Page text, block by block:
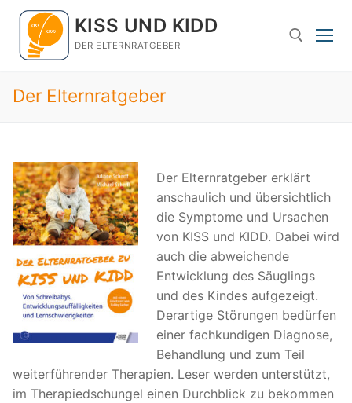
Zum
Inhalt
springen
KISS UND KIDD
DER ELTERNRATGEBER
Suchen nach:
Der Elternratgeber
Der Elternratgeber erklärt
anschaulich und übersichtlich
die Symptome und Ursachen
von KISS und KIDD. Dabei wird
auch die abweichende
Entwicklung des Säuglings
und des Kindes aufgezeigt.
Derartige Störungen bedürfen
einer fachkundigen Diagnose,
Behandlung und zum Teil
weiterführender Therapien. Leser werden unterstützt,
im Therapiedschungel einen Durchblick zu bekommen